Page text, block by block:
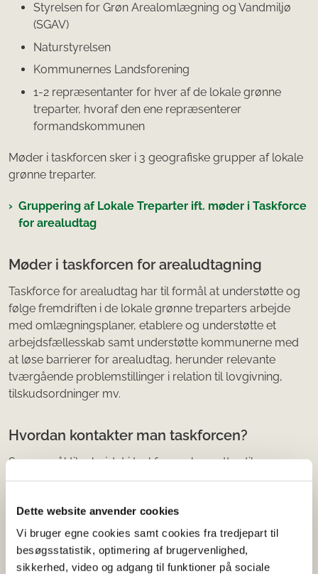
Dette website anvender cookies
Vi bruger egne cookies samt cookies fra tredjepart til
besøgsstatistik, optimering af brugervenlighed,
sikkerhed, video og adgang til funktioner på sociale
Styrelsen for Grøn Arealomlægning og Vandmiljø
(SGAV)
Naturstyrelsen
Kommunernes Landsforening
1-2 repræsentanter for hver af de lokale grønne
treparter, hvoraf den ene repræsenterer
formandskommunen
Møder i taskforcen sker i 3 geografiske grupper af lokale
grønne treparter.
Gruppering af Lokale Treparter ift. møder i Taskforce
for arealudtag
Møder i taskforcen for arealudtagning
Taskforce for arealudtag har til formål at understøtte og
følge fremdriften i de lokale grønne treparters arbejde
med omlægningsplaner, etablere og understøtte et
arbejdsfællesskab samt understøtte kommunerne med
at løse barrierer for arealudtag, herunder relevante
tværgående problemstillinger i relation til lovgivning,
tilskudsordninger mv.
Hvordan kontakter man taskforcen?
Spørgsmål til arbejdet i taskforcen kan rettes til
mailadressentaskforce@mgtp.dk. Øvrige spørgsmål
00.
National styregruppe for arealudtag